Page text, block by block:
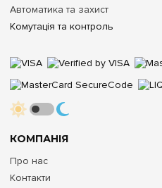
КОМПАНІЯ
Про нас
Контакти
Автоматика та захист
Комутація та контроль